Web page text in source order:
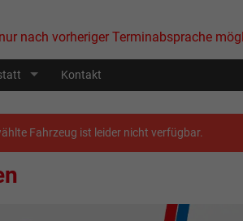
nach vorheriger Terminabsprache
Kontakt
Fahrzeug ist leider nicht verfügbar.